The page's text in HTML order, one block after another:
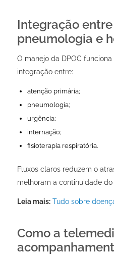
Integração entre
pneumologia e
O manejo da DPOC
integração entre:
atenção primária;
pneumologia;
urgência;
internação;
fisioterapia respiratória.
Fluxos claros reduzem o
melhoram a continuidade do
Leia mais: Tudo sobre
Como a